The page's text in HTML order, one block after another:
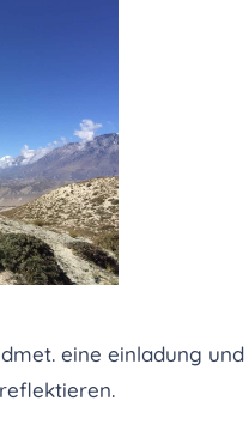
eine einladung